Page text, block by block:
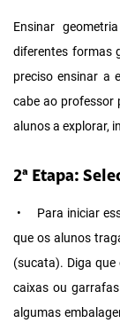
Ensinar
diferentes formas
preciso ensinar a
cabe ao professor
alunos a explorar,
2ª Etapa:
•
Para iniciar
que os alunos
(sucata). Diga
caixas ou
algumas